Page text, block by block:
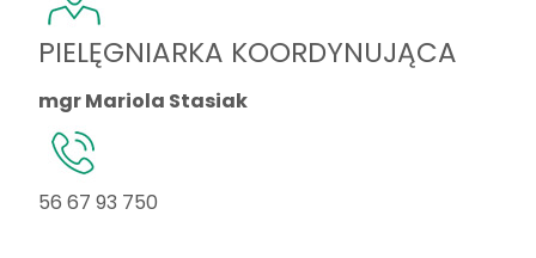
PIELĘGNIARKA KOORDYNUJĄCA
mgr Mariola Stasiak
56 67 93 750